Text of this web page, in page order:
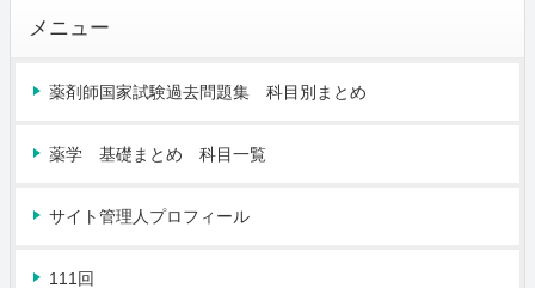
メニュー
薬剤師国家試験過去問題集 科目別まとめ
薬学 基礎まとめ 科目一覧
サイト管理人プロフィール
111回